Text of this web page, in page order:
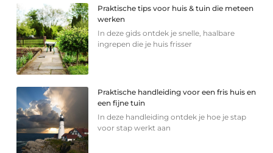
Praktische tips voor huis & tuin die meteen
werken
In deze gids ontdek je snelle, haalbare
ingrepen die je huis frisser
Praktische handleiding voor een fris huis en
een fijne tuin
In deze handleiding ontdek je hoe je stap
voor stap werkt aan